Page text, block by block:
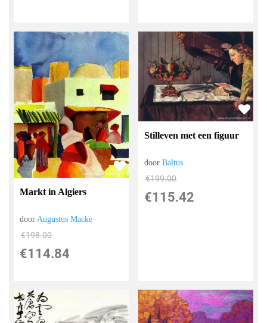
Markt in Algiers
doorAugustus Macke
€198.00
€114.84
Stilleven met een figuur
doorBaltus
€199.00
€115.42